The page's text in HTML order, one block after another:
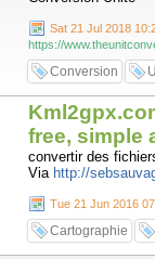
Sat 21 Jul 2018
https://
Conversion
free, simple
convertir des
Via http://
Tue 21 Jun 2016
Cartographie